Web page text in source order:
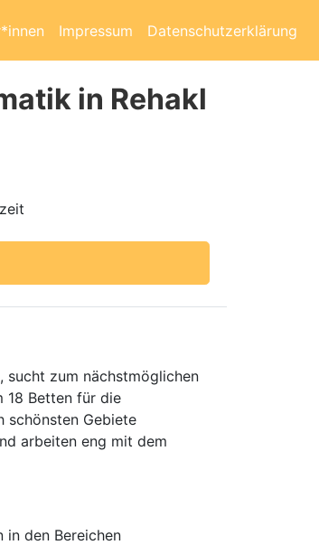
Impressum Datenschutzerklärung
in Rehakl
sucht zum nächstmöglichen
18 Betten für die
schönsten Gebiete
arbeiten eng mit dem
in den Bereichen